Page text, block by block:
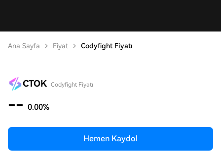
Ana Sayfa Fiyat Codyfight Fiyatı
CTOK Codyfight Fiyatı
-- 0.00%
Hemen Kaydol